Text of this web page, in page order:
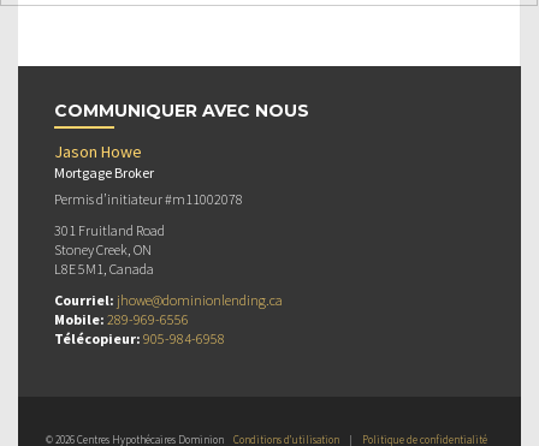
COMMUNIQUER AVEC NOUS
Jason Howe
Mortgage Broker
Permis d’initiateur #m11002078
301 Fruitland Road
Stoney Creek, ON
L8E 5M1, Canada
Courriel: jhowe@dominionlending.ca
Mobile: 289-969-6556
Télécopieur: 905-984-6958
© 2026 Centres Hypothécaires Dominion Conditions d’utilisation | Politique de confidentialité